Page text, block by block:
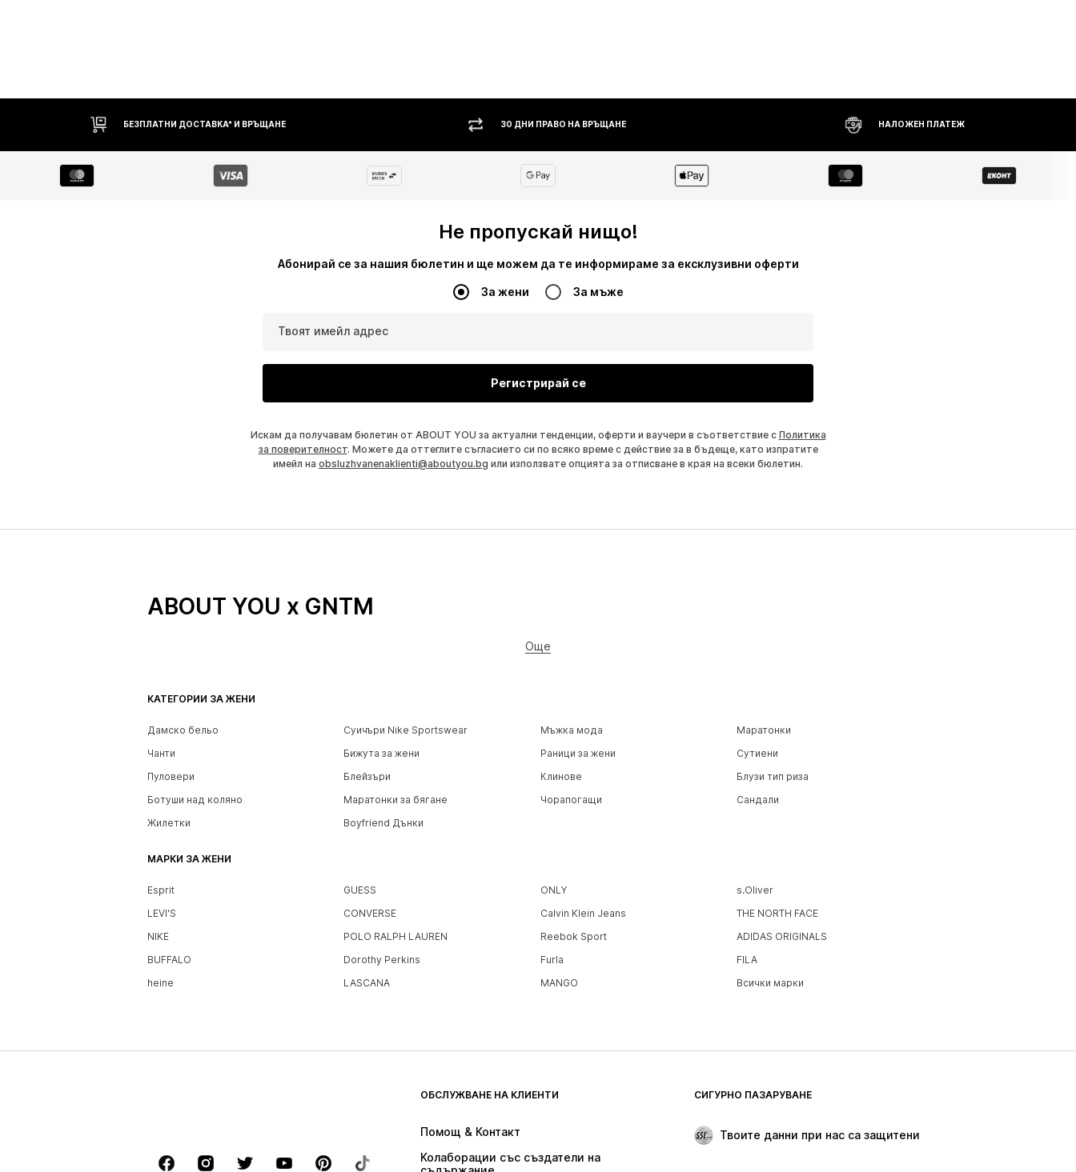
БЕЗПЛАТНИ ДОСТАВКА* И ВРЪЩАНЕ 30 ДНИ ПРАВО НА ВРЪЩАНЕ НАЛОЖЕН ПЛАТЕЖ
Не пропускай нищо!
Абонирай се за нашия бюлетин и ще можем да те информираме за ексклузивни оферти
За жени За мъже
Твоят имейл адрес
Регистрирай се
Искам да получавам бюлетин от ABOUT YOU за актуални тенденции, оферти и ваучери в съответствие с Политика
за поверителност. Можете да оттеглите съгласието си по всяко време с действие за в бъдеще, като изпратите
имейл на obsluzhvanenaklienti@aboutyou.bg или използвате опцията за отписване в края на всеки бюлетин.
КАТЕГОРИИ ЗА ЖЕНИ
Дамско бельо Суичъри Nike Sportswear Мъжка мода
Маратонки
Чанти
Бижута за жени Раници за жени
Сутиени
Пуловери
Блейзъри Клинове
Блузи тип риза
Ботуши над коляно
Маратонки за бягане Чорапогащи
Сандали
Жилетки
Boyfriend Дънки
МАРКИ ЗА ЖЕНИ
Esprit GUESS ONLY
s.Oliver
LEVI'S
CONVERSE Calvin Klein Jeans
THE NORTH FACE
NIKE
POLO RALPH LAUREN Reebok Sport
ADIDAS ORIGINALS
BUFFALO
Dorothy Perkins Furla
FILA
heine
LASCANA MANGO Всички марки
ОБСЛУЖВАНЕ НА КЛИЕНТИ
Помощ & Контакт
Колаборации със създатели на
СИГУРНО ПАЗАРУВАНЕ
Твоите данни при нас са защитени
ABOUT YOU x GNTM
Още